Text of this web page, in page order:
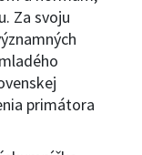
Za svoju
primátora